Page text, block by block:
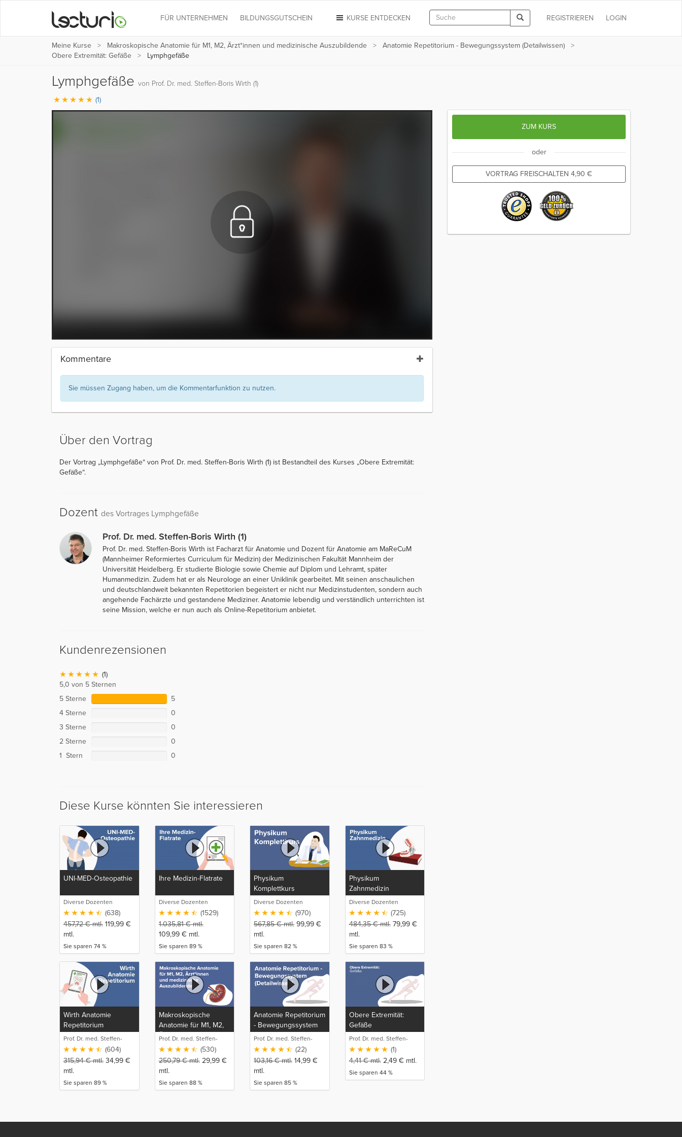
LOGIN
REGISTRIEREN
KURSE ENTDECKEN
FÜR UNTERNEHMEN BILDUNGSGUTSCHEIN
Meine Kurse Makroskopische Anatomie für M1, M2, Ärzt*innen und medizinische Auszubildende
Anatomie Repetitorium - Bewegungssystem (Detailwissen)
Obere Extremität: Gefäße
Lymphgefäße
Lymphgefäße von Prof. Dr. med. Steffen-Boris Wirth (1)
(1)
Kommentare
Sie müssen Zugang haben, um die Kommentarfunktion zu nutzen.
Über den Vortrag
Der Vortrag „Lymphgefäße“ von Prof. Dr. med. Steffen-Boris Wirth (1) ist Bestandteil des Kurses „Obere Extremität:
Gefäße“.
Dozent des Vortrages Lymphgefäße
Prof. Dr. med. Steffen-Boris Wirth (1)
Prof. Dr. med. Steffen-Boris Wirth ist Facharzt für Anatomie und Dozent für Anatomie am MaReCuM
(Mannheimer Reformiertes Curriculum für Medizin) der Medizinischen Fakultät Mannheim der
Universität Heidelberg. Er studierte Biologie sowie Chemie auf Diplom und Lehramt, später
Humanmedizin. Zudem hat er als Neurologe an einer Uniklinik gearbeitet. Mit seinen anschaulichen
und deutschlandweit bekannten Repetitorien begeistert er nicht nur Medizinstudenten, sondern auch
angehende Fachärzte und gestandene Mediziner. Anatomie lebendig und verständlich unterrichten ist
seine Mission, welche er nun auch als Online-Repetitorium anbietet.
Kundenrezensionen
(1)
5,0 von 5 Sternen
5 Sterne
5
4 Sterne
0
3 Sterne
0
2 Sterne
0
1 Stern
0
Diese Kurse könnten Sie interessieren
UNI-MED-Osteopathie
Diverse Dozenten
(638)
457,72€mtl. 119,99 €
mtl.
Sie sparen 74 %
Ihre Medizin-Flatrate
Diverse Dozenten
(1529)
1.035,81€mtl.
109,99 € mtl.
Sie sparen 89 %
Physikum
Komplettkurs
Diverse Dozenten
(970)
567,85€mtl. 99,99 €
mtl.
Sie sparen 82 %
Physikum
Zahnmedizin
Diverse Dozenten
(725)
484,35€mtl. 79,99 €
mtl.
Sie sparen 83 %
Wirth Anatomie
Repetitorium
Prof. Dr. med. Steffen-
Boris Wirth (1)
(604)
315,94€mtl. 34,99 €
mtl.
Sie sparen 89 %
Makroskopische
Anatomie für M1, M2,
Ärzt*innen und
medizinische
Auszubildende
Prof. Dr. med. Steffen-
Boris Wirth (1)
(530)
250,79€mtl. 29,99 €
mtl.
Sie sparen 88 %
Anatomie Repetitorium
- Bewegungssystem
(Detailwissen)
Prof. Dr. med. Steffen-
Boris Wirth (1)
(22)
103,16€mtl. 14,99 €
mtl.
Sie sparen 85 %
Obere Extremität:
Gefäße
Prof. Dr. med. Steffen-
Boris Wirth (1)
(1)
4,41€mtl. 2,49 € mtl.
Sie sparen 44 %
ZUM KURS
oder
VORTRAG FREISCHALTEN 4,90 €